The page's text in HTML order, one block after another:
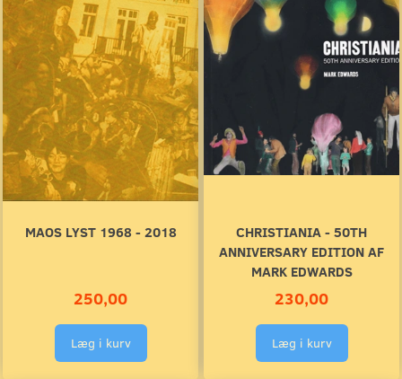
MAOS LYST 1968 - 2018
250,00
Læg i kurv
CHRISTIANIA - 50TH
ANNIVERSARY EDITION AF
MARK EDWARDS
230,00
Læg i kurv